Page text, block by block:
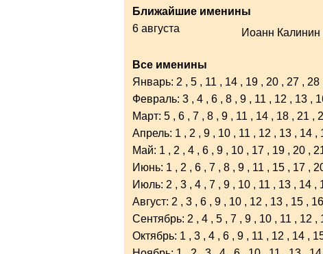
Ближайшие именины
6 августа
Иоанн
Все именины
Январь: 2 , 5 , 11 , 14 , 19 , 20 , 27 , 28
Февраль: 3 , 4 , 6 , 8 , 9 , 11 , 12 , 13 ,
Март: 5 , 6 , 7 , 8 , 9 , 11 , 14 , 18 , 21 ,
Апрель: 1 , 2 , 9 , 10 , 11 , 12 , 13 , 14 ,
Май: 1 , 2 , 4 , 6 , 9 , 10 , 17 , 19 , 20 ,
Июнь: 1 , 2 , 6 , 7 , 8 , 9 , 11 , 15 , 17 ,
Июль: 2 , 3 , 4 , 7 , 9 , 10 , 11 , 13 , 14 ,
Август: 2 , 3 , 6 , 9 , 10 , 12 , 13 , 15 , 16
Сентябрь: 2 , 4 , 5 , 7 , 9 , 10 , 11 , 12 ,
Октябрь: 1 , 3 , 4 , 6 , 9 , 11 , 12 , 14 ,